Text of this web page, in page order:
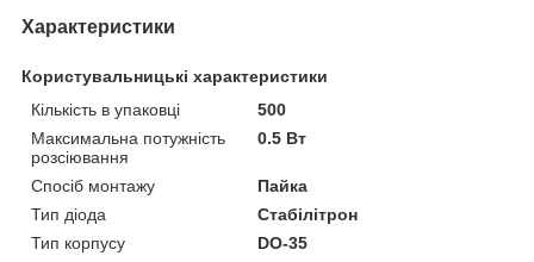
Характеристики
Користувальницькі характеристики
Кількість в упаковці
500
Максимальна потужність
розсіювання
0.5 Вт
Спосіб монтажу
Пайка
Тип діода
Стабілітрон
Тип корпусу
DO-35